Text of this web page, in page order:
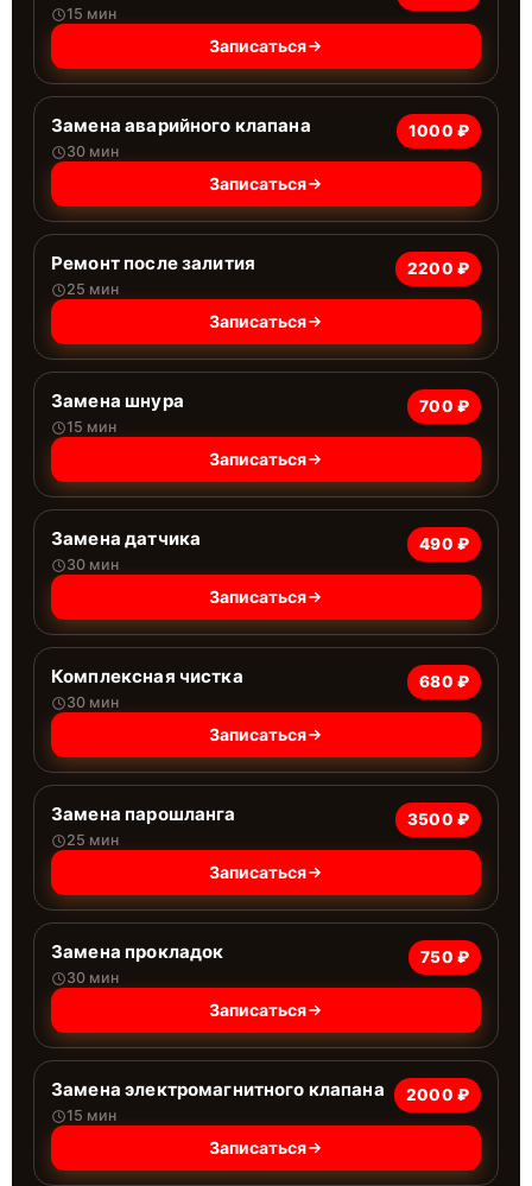
15 мин
Записаться
Замена аварийного клапана
30 мин
1000 ₽
Записаться
Ремонт после залития
25 мин
2200 ₽
Записаться
Замена шнура
15 мин
700 ₽
Записаться
Замена датчика
30 мин
490 ₽
Записаться
Комплексная чистка
30 мин
680 ₽
Записаться
Замена парошланга
25 мин
3500 ₽
Записаться
Замена прокладок
30 мин
750 ₽
Записаться
Замена электромагнитного клапана
15 мин
2000 ₽
Записаться